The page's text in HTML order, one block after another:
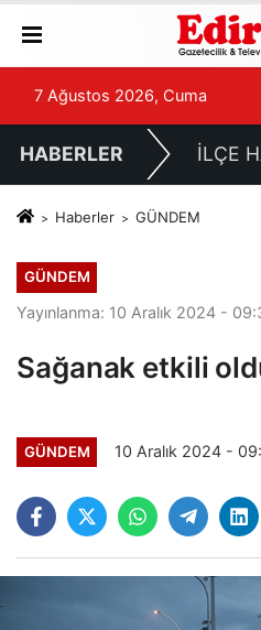
7 Ağustos 2026, Cuma
HABERLER İLÇE
Haberler GÜNDEM
GÜNDEM
Yayınlanma: 10 Aralık 2024 -
Sağanak etkili
GÜNDEM 10 Aralık 2024 -